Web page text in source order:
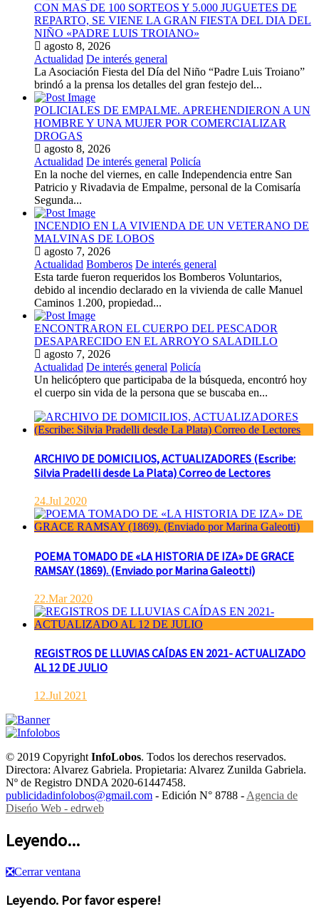
CON MAS DE 100 SORTEOS Y 5.000 JUGUETES DE
REPARTO, SE VIENE LA GRAN FIESTA DEL DIA DEL
NIÑO «PADRE LUIS TROIANO»
agosto 8, 2026
Actualidad De interés general
La Asociación Fiesta del Día del Niño “Padre Luis Troiano”
brindó a la prensa los detalles del gran festejo del...
POLICIALES DE EMPALME. APREHENDIERON A UN
HOMBRE Y UNA MUJER POR COMERCIALIZAR
DROGAS
agosto 8, 2026
Actualidad De interés general Policía
En la noche del viernes, en calle Independencia entre San
Patricio y Rivadavia de Empalme, personal de la Comisaría
Segunda...
INCENDIO EN LA VIVIENDA DE UN VETERANO DE
MALVINAS DE LOBOS
agosto 7, 2026
Actualidad Bomberos De interés general
Esta tarde fueron requeridos los Bomberos Voluntarios,
debido al incendio declarado en la vivienda de calle Manuel
Caminos 1.200, propiedad...
ENCONTRARON EL CUERPO DEL PESCADOR
DESAPARECIDO EN EL ARROYO SALADILLO
agosto 7, 2026
Actualidad De interés general Policía
Un helicóptero que participaba de la búsqueda, encontró hoy
el cuerpo sin vida de la persona que se buscaba en...
ARCHIVO DE DOMICILIOS, ACTUALIZADORES (Escribe:
Silvia Pradelli desde La Plata) Correo de Lectores
24.Jul 2020
POEMA TOMADO DE «LA HISTORIA DE IZA» DE GRACE
RAMSAY (1869). (Enviado por Marina Galeotti)
22.Mar 2020
REGISTROS DE LLUVIAS CAÍDAS EN 2021- ACTUALIZADO
AL 12 DE JULIO
12.Jul 2021
© 2019 CopyrightInfoLobos. Todos los derechos reservados.
Directora: Alvarez Gabriela. Propietaria: Alvarez Zunilda Gabriela.
Nº de Registro DNDA 2020-61447458.
publicidadinfolobos@gmail.com - Edición N° 8788 -Agencia de
Diseńo Web - edrweb
Leyendo...
❎Cerrar ventana
Leyendo. Por favor espere!